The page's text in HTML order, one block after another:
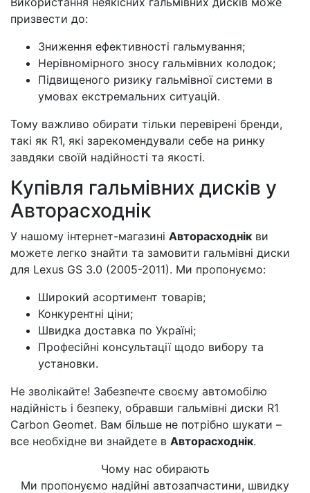
призвести до:
Зниження ефективності гальмування;
Нерівномірного зносу гальмівних колодок;
Підвищеного ризику гальмівної системи в
умовах екстремальних ситуацій.
Тому важливо обирати тільки перевірені бренди,
такі як R1, які зарекомендували себе на ринку
завдяки своїй надійності та якості.
Купівля гальмівних дисків у
Авторасходнік
У нашому інтернет-магазині Авторасходнік ви
можете легко знайти та замовити гальмівні диски
для Lexus GS 3.0 (2005-2011). Ми пропонуємо:
Широкий асортимент товарів;
Конкурентні ціни;
Швидка доставка по Україні;
Професійні консультації щодо вибору та
установки.
Не зволікайте! Забезпечте своєму автомобілю
надійність і безпеку, обравши гальмівні диски R1
Carbon Geomet. Вам більше не потрібно шукати –
все необхідне ви знайдете в Авторасходнік.
Чому нас обирають
Ми пропонуємо надійні автозапчастини, швидку